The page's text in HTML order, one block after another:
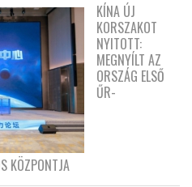
KÍNA ÚJ
KORSZAKOT
NYITOTT:
MEGNYÍLT AZ
ORSZÁG ELSŐ
ŰR-
KÖZPONTJA